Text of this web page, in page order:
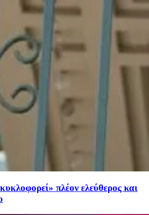
πλέον ελεύθερος και